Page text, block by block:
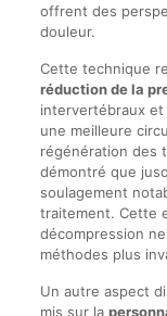
offrent des
douleur.
Cette technique
réduction de la
intervertébraux
une meilleure
régénération des
démontré que
soulagement
traitement. Cette
décompression
méthodes plus
Un autre aspect
mis sur la